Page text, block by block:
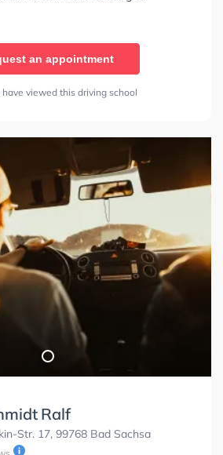
an appointment
viewed this driving school
Ralf
Str. 17, 99768 Bad Sachsa